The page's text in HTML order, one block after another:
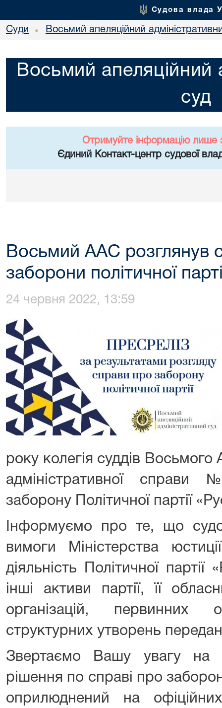
Судова влада
Суди • Восьмий апеляційний
Восьмий апеляційний
суд
Отримуйте інформацію лише
Єдиний Контакт-центр судової
Восьмий ААС розглянув
заборони політичної
24 червня 2022, 13:59
року колегія суддів
адміністративної
заборону Політичної партії
Інформуємо про те, що
вимоги Міністерства
діяльність Політичної
інші активи партії, її
організацій, первинних
структурних утворень
Звертаємо Вашу увагу
рішення по справі про
оприлюднений на